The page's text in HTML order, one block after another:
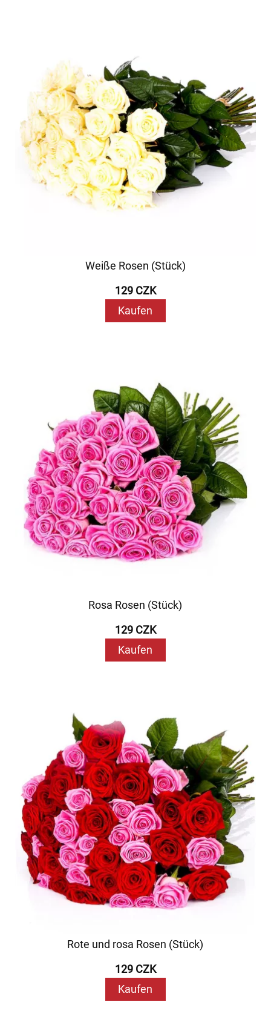
Weiße Rosen (Stück)
129 CZK
Kaufen
Rosa Rosen (Stück)
129 CZK
Kaufen
Rote und rosa Rosen (Stück)
129 CZK
Kaufen